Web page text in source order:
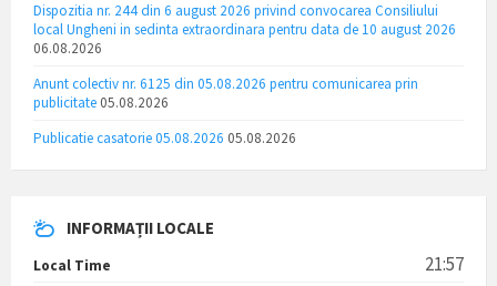
Dispozitia nr. 244 din 6 august 2026 privind convocarea Consiliului
local Ungheni in sedinta extraordinara pentru data de 10 august 2026
06.08.2026
Anunt colectiv nr. 6125 din 05.08.2026 pentru comunicarea prin
publicitate 05.08.2026
Publicatie casatorie 05.08.2026 05.08.2026
INFORMAȚII LOCALE
Local Time 21:57